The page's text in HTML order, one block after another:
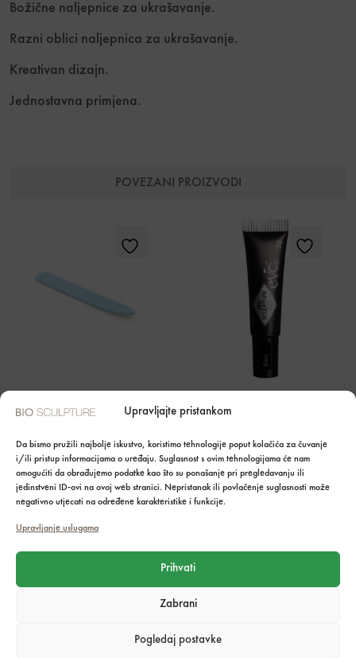
Upravljajte pristankom
Da bismo pružili najbolje iskustvo, koristimo tehnologije poput kolačića za čuvanje
i/ili pristup informacijama o uređaju. Suglasnost s ovim tehnologijama će nam
omogućiti da obrađujemo podatke kao što su ponašanje pri pregledavanju ili
jedinstveni ID-ovi na ovoj web stranici. Nepristanak ili povlačenje suglasnosti može
negativno utjecati na određene karakteristike i funkcije.
Upravljanje uslugama
Prihvati
Zabrani
Pogledaj postavke
Božične naljepnice za ukrašavanje.
Razni oblici naljepnica za ukrašavanje.
Kreativan dizajn.
Jednostavna primjena.
POVEZANI PROIZVODI
plavi(20)
5,40€
Dodaj u košaricu
13,30